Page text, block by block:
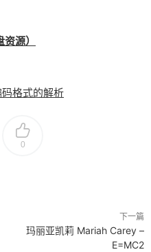
源）
格式的解析
0
下一篇
玛丽亚凯莉 Mariah Carey –
E=MC2